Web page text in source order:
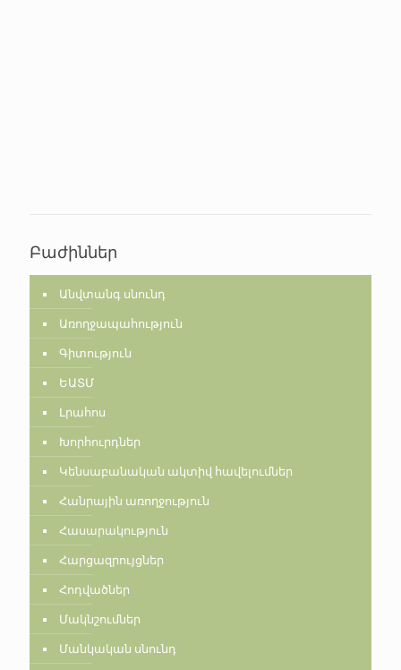
Բաժիններ
Անվտանգ սնունդ
Առողջապահություն
Գիտություն
ԵԱՏՄ
Լրահոս
Խորհուրդներ
Կենսաբանական ակտիվ հավելումներ
Հանրային առողջություն
Հասարակություն
Հարցազրույցներ
Հոդվածներ
Մակնշումներ
Մանկական սնունդ